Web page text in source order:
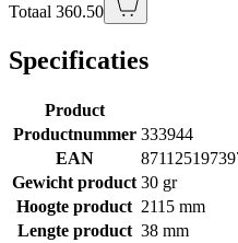
Totaal 360.50
Specificaties
Product
Productnummer 333944
EAN
Gewicht product 30 gr
Hoogte product 2115 mm
Lengte product 38 mm